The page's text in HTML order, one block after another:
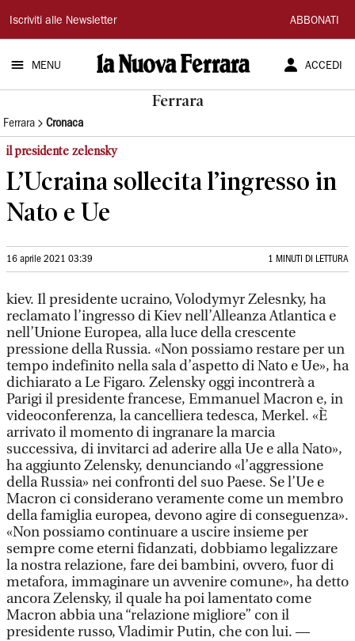
La
Nuova
Ferrara
Iscriviti alle Newsletter ABBONATI
MENU ACCEDI
Ferrara
Ferrara Cronaca
il presidente zelensky
L’Ucraina sollecita l’ingresso in
Nato e Ue
16 aprile 2021 03:39 1 MINUTI DI LETTURA
kiev. Il presidente ucraino, Volodymyr Zelesnky, ha
reclamato l’ingresso di Kiev nell’Alleanza Atlantica e
nell’Unione Europea, alla luce della crescente
pressione della Russia. «Non possiamo restare per un
tempo indefinito nella sala d’aspetto di Nato e Ue», ha
dichiarato a Le Figaro. Zelensky oggi incontrerà a
Parigi il presidente francese, Emmanuel Macron e, in
videoconferenza, la cancelliera tedesca, Merkel. «È
arrivato il momento di ingranare la marcia
successiva, di invitarci ad aderire alla Ue e alla Nato»,
ha aggiunto Zelensky, denunciando «l’aggressione
della Russia» nei confronti del suo Paese. Se l’Ue e
Macron ci considerano veramente come un membro
della famiglia europea, devono agire di conseguenza».
«Non possiamo continuare a uscire insieme per
sempre come eterni fidanzati, dobbiamo legalizzare
la nostra relazione, fare dei bambini, ovvero, fuor di
metafora, immaginare un avvenire comune», ha detto
ancora Zelensky, il quale ha poi lamentato come
Macron abbia una “relazione migliore” con il
presidente russo, Vladimir Putin, che con lui. —